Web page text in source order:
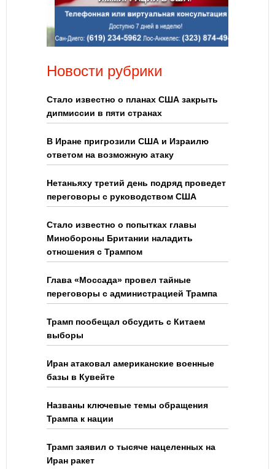
Новости рубрики
Стало известно о планах США закрыть
дипмиссии в пяти странах
В Иране пригрозили США и Израилю
ответом на возможную атаку
Нетаньяху третий день подряд проведет
переговоры с руководством США
Стало известно о попытках главы
Минобороны Британии наладить
отношения с Трампом
Глава «Моссада» провел тайные
переговоры с администрацией Трампа
Трамп пообещал обсудить с Китаем
выборы
Иран атаковал американские военные
базы в Кувейте
Названы ключевые темы обращения
Трампа к нации
Трамп заявил о тысяче нацеленных на
Иран ракет